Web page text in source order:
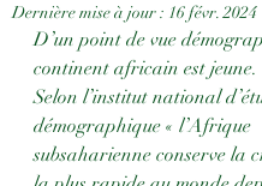
Dernière mise à jour : 16 févr. 2024
D’un point de vue
continent africain est jeune.
Selon l’institut national
démographique « l’Afrique
subsaharienne conserve la